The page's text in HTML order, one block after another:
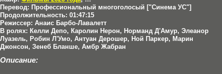
Перевод: Профессиональный многоголосый ["Синема УС"]
Продолжительность: 01:47:15
Режиссер: Анаис Барбо-Лавалетт
В ролях: Келли Депо, Каролин Нерон, Норманд Д'Амур, Элеанор
Луазель, Робин Л'Умо, Антуан Дерошер, Ной Паркер, Марин
Джонсон, Зенеб Бланше, Амбр Жабран
Описание: